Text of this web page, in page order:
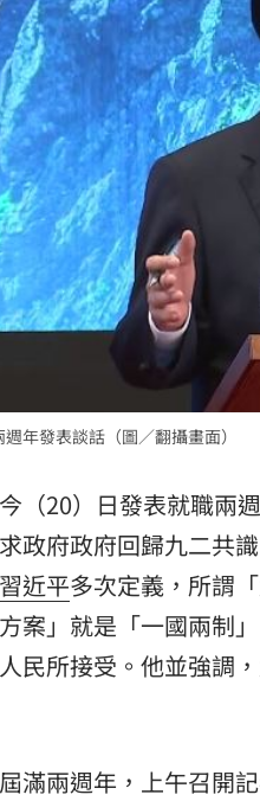
「殺死掛號小姐」辯忘
播中 20:31
時直播 15:27
台線上直播 18:00
台中「頂奢大道」逐漸成
新刮刮樂千萬頭獎超「爸
重宇宙」職涯論壇9/12登
雄 Formosa 7s掀足球
年發表談話（圖／翻攝畫面）
今（20）日發表就職兩
政府政府回歸九二共
習近平多次定義，所謂
案」就是「一國兩制
民所接受。他並強調
滿兩週年，上午召開